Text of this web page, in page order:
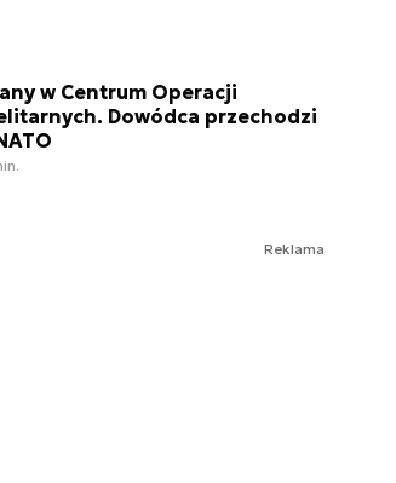
w Centrum Operacji
Dowódca przechodzi
Reklama